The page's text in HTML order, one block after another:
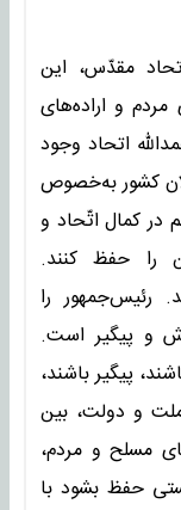
مقدّس، این
مردم و اراده‌های
اتحاد وجود
کشور به‌خصوص
در کمال اتّحاد و
را حفظ کنند.
رئیس‌جمهور را
و پیگیر است.
پیگیر باشند،
ملت و دولت، بین
مسلح و مردم،
حفظ بشود با